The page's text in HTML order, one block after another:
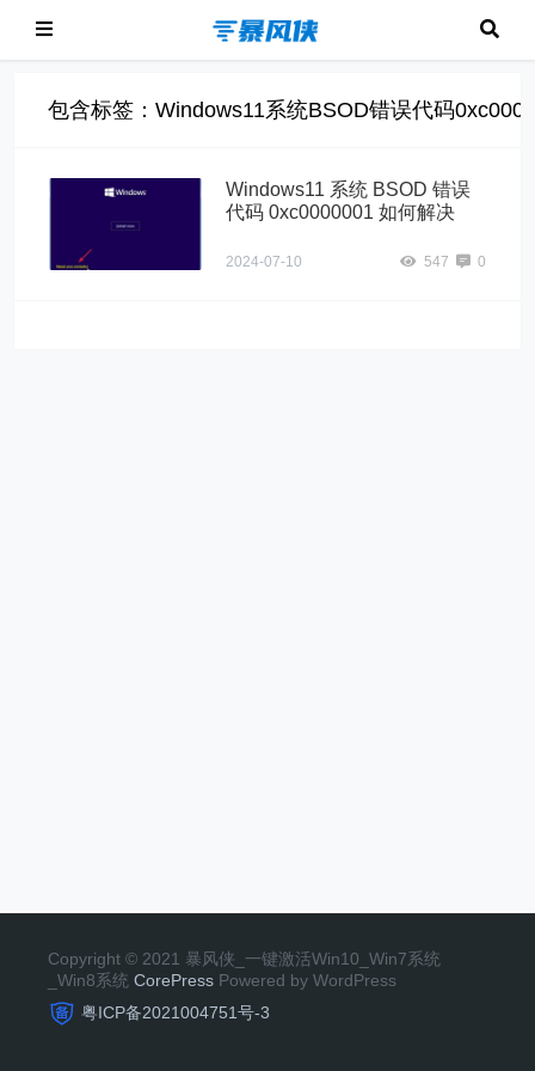
包含标签：Windows11系统BSOD错误代码
Windows11 系统 BSOD 错误
代码 0xc0000001 如何解决
2024-07-10 547 0
Copyright © 2021 暴风侠_一键激活Win10_Win7系统
_Win8系统 CorePress Powered by WordPress
粤ICP备2021004751号-3